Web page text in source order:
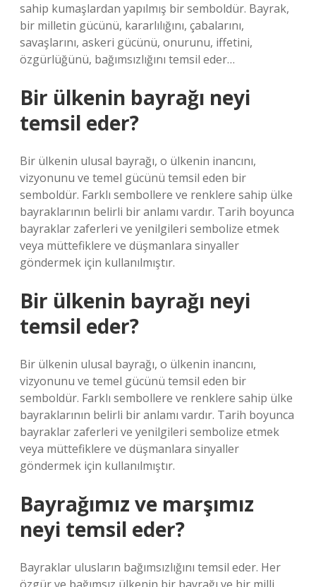
sahip kumaşlardan yapılmış bir semboldür. Bayrak,
bir milletin gücünü, kararlılığını, çabalarını,
savaşlarını, askeri gücünü, onurunu, iffetini,
özgürlüğünü, bağımsızlığını temsil eder…
Bir ülkenin bayrağı neyi
temsil eder?
Bir ülkenin ulusal bayrağı, o ülkenin inancını,
vizyonunu ve temel gücünü temsil eden bir
semboldür. Farklı sembollere ve renklere sahip ülke
bayraklarının belirli bir anlamı vardır. Tarih boyunca
bayraklar zaferleri ve yenilgileri sembolize etmek
veya müttefiklere ve düşmanlara sinyaller
göndermek için kullanılmıştır.
Bir ülkenin bayrağı neyi
temsil eder?
Bir ülkenin ulusal bayrağı, o ülkenin inancını,
vizyonunu ve temel gücünü temsil eden bir
semboldür. Farklı sembollere ve renklere sahip ülke
bayraklarının belirli bir anlamı vardır. Tarih boyunca
bayraklar zaferleri ve yenilgileri sembolize etmek
veya müttefiklere ve düşmanlara sinyaller
göndermek için kullanılmıştır.
Bayrağımız ve marşımız
neyi temsil eder?
Bayraklar ulusların bağımsızlığını temsil eder. Her